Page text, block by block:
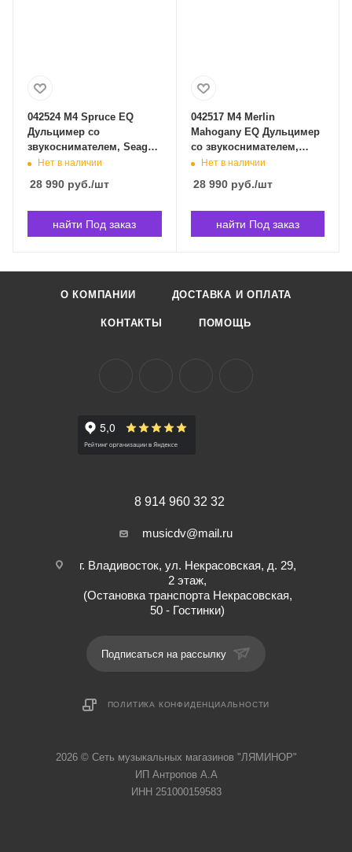
042524 M4 Spruce EQ
Дульцимер со
звукоснимателем, Seagull
042524 в Владивостоке
Нет в наличии
28 990 руб./шт
найти Под заказ
042517 M4 Merlin
Mahogany EQ Дульцимер
со звукоснимателем,
Seagull 042517 в
Нет в наличии
28 990руб./шт
найти Под заказ
О КОМПАНИИ ДОСТАВКА И ОПЛАТА
КОНТАКТЫ ПОМОЩЬ
8 914 960 32 32
musicdv@mail.ru
г. Владивосток, ул. Некрасовская, д. 29,
2 этаж,
(Остановка транспорта Некрасовская,
50 - Гостинки)
Подписаться на рассылку
ПОЛИТИКА КОНФИДЕНЦИАЛЬНОСТИ
2026 © Cеть музыкальных магазинов "ЛЯМИНОР"
ИП Антропов А.А
ИНН 251000159583